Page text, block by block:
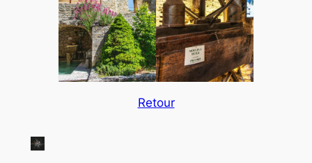
Retour